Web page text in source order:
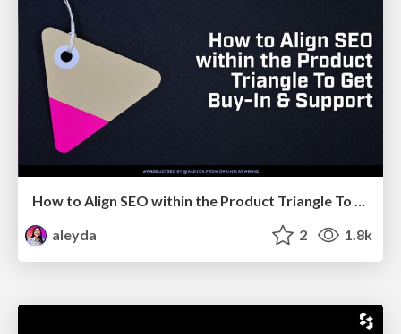
How to Align SEO within the Product Triangle To Get Buy-In & Support - #RIMC
aleyda
2 1.8k